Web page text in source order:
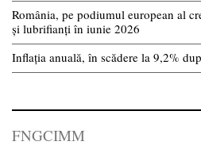
România, pe podiumul european al
și lubrifianți în iunie 2026
Inflația anuală, în scădere la 9,2%
FNGCIMM